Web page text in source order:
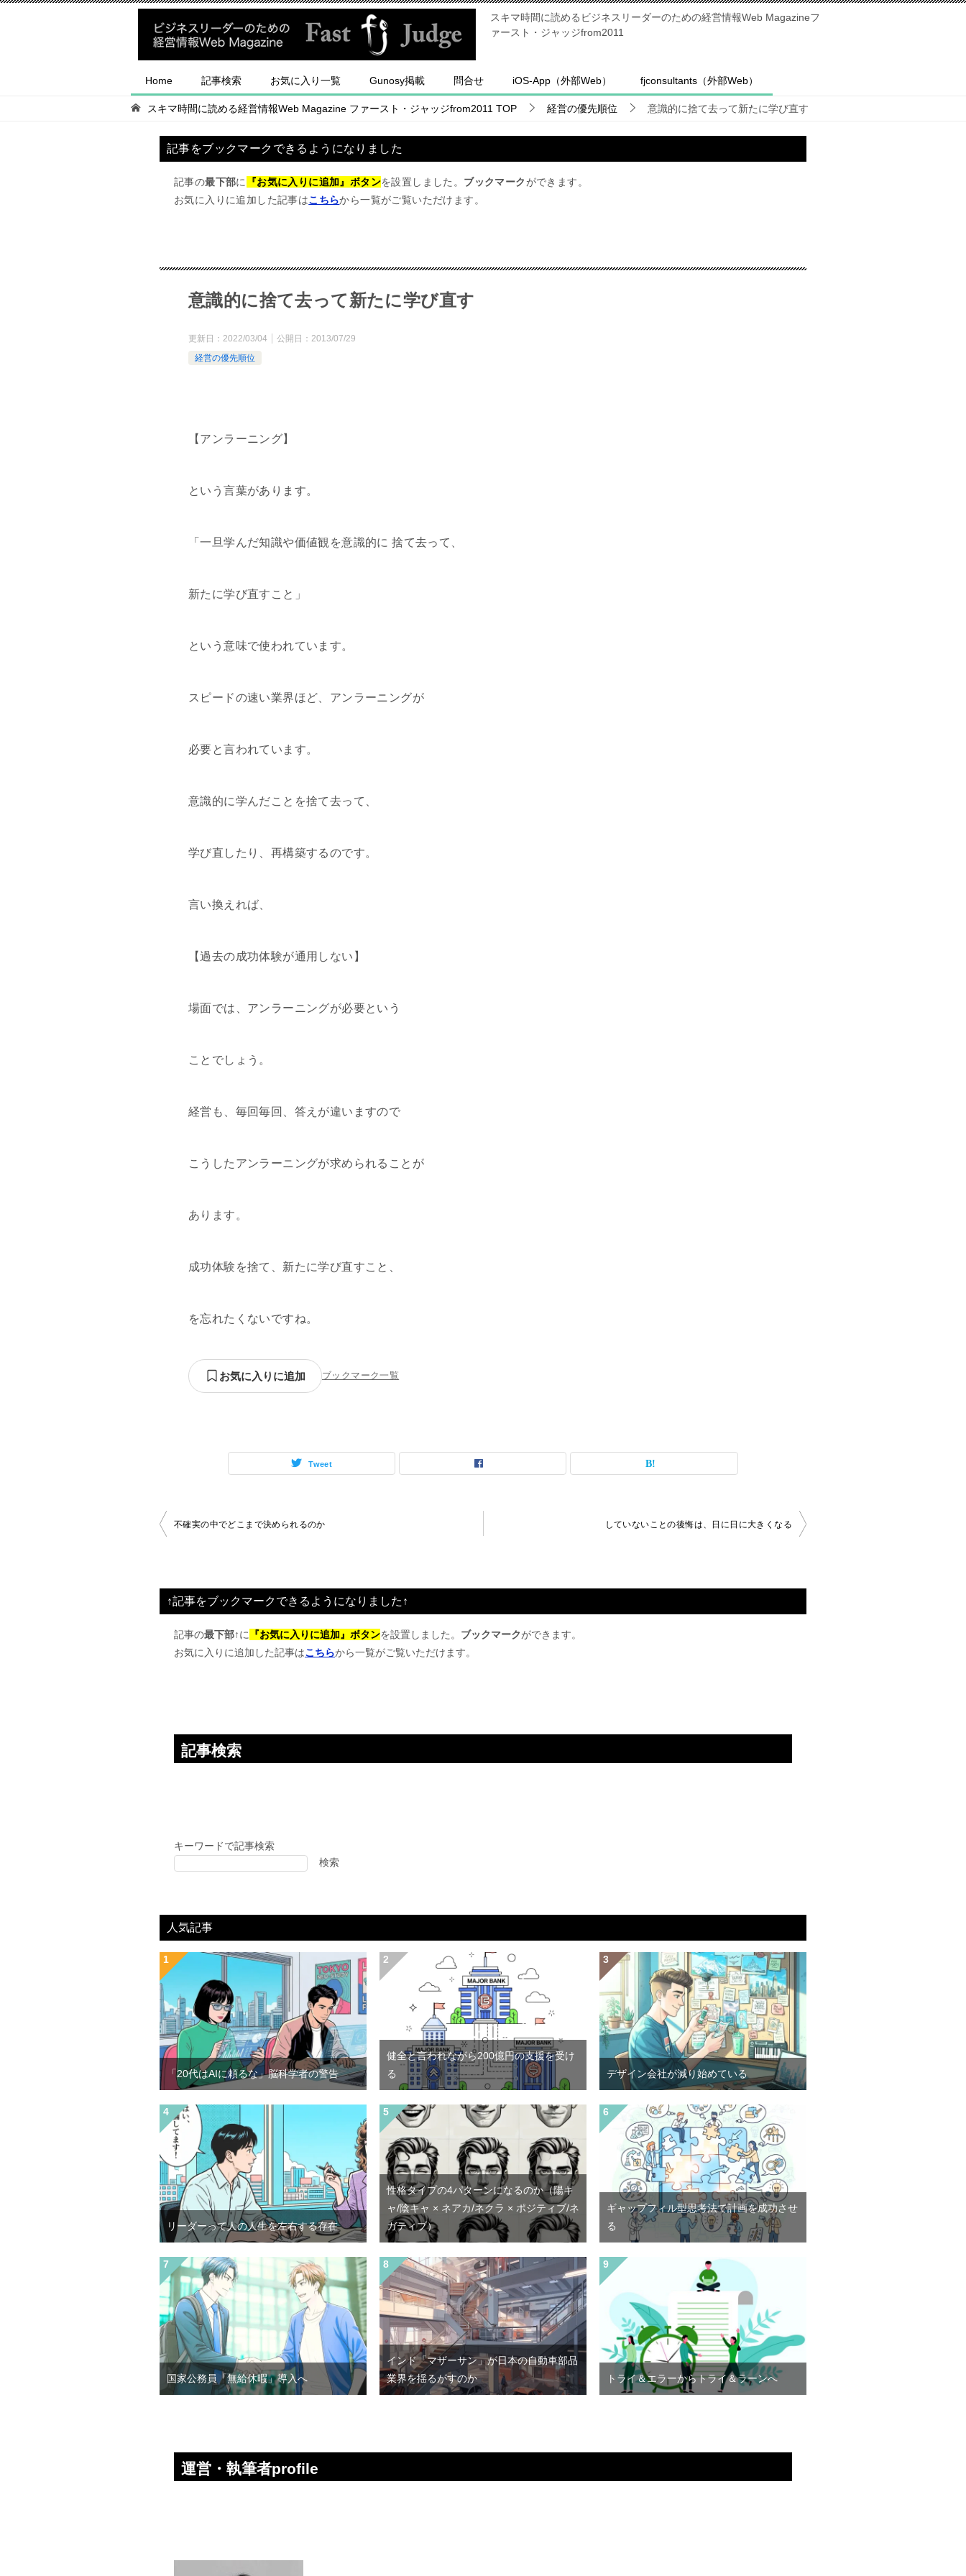
スキマ時間に読めるビジネスリーダーのための経営情報Web Magazineフ
ァースト・ジャッジfrom2011
Home 記事検索 お気に入り一覧 Gunosy掲載 問合せ iOS-App（外部Web） fjconsultants（外部Web）
スキマ時間に読める経営情報Web Magazine ファースト・ジャッジfrom2011 TOP 経営の優先順位 意識的に捨て去って新たに学び直す
記事をブックマークできるようになりました
記事の最下部に 『お気に入りに追加』ボタンを設置しました。 ブックマーク ができます。
お気に入りに追加した記事はこちらから一覧がご覧いただけます。
意識的に捨て去って新たに学び直す
更新日： 2022/03/04 公開日： 2013/07/29
経営の優先順位
【アンラーニング】
という言葉があります。
「一旦学んだ知識や価値観を意識的に 捨て去って、
新たに学び直すこと」
という意味で使われています。
スピードの速い業界ほど、アンラーニングが
必要と言われています。
意識的に学んだことを捨て去って、
学び直したり、再構築するのです。
言い換えれば、
【過去の成功体験が通用しない】
場面では、アンラーニングが必要という
ことでしょう。
経営も、毎回毎回、答えが違いますので
こうしたアンラーニングが求められることが
あります。
成功体験を捨て、新たに学び直すこと、
を忘れたくないですね。
お気に入りに追加 ブックマーク一覧
Tweet
投
ビ
ゲ
ー
シ
不確実の中でどこまで決められるのか していないことの後悔は、日に日に大きくなる
↑記事をブックマークできるようになりました↑
記事の最下部↑に 『お気に入りに追加』ボタンを設置しました。 ブックマークができます。
お気に入りに追加した記事はこちらから一覧がご覧いただけます。
記事検索
キーワードで記事検索
検索
人気記事
「20代はAIに頼るな」脳科学者の警告
健全と言われながら200億円の支援を受け
る
デザイン会社が減り始めている
リーダーって人の人生を左右する存在
性格タイプの4パターンになるのか（陽キ
ャ/陰キャ × ネアカ/ネクラ × ポジティブ/ネ
ガティブ）
ギャップフィル型思考法で計画を成功させ
る
国家公務員「無給休暇」導入へ
インド「マザーサン」が日本の自動車部品
業界を揺るがすのか
トライ＆エラーからトライ＆ラーンへ
運営・執筆者profile